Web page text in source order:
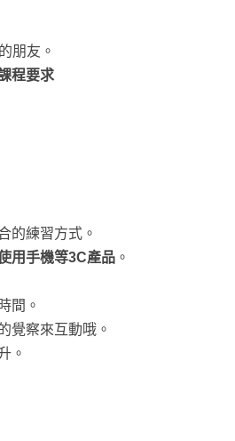
朋友。
程要求
的練習方式。
用手機等3C產品 。
間。
覺察來互動哦。
。